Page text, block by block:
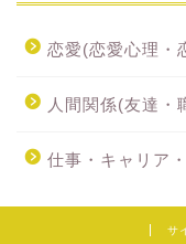
恋愛(恋愛心理・
人間関係(友達・
仕事・キャリア
サ